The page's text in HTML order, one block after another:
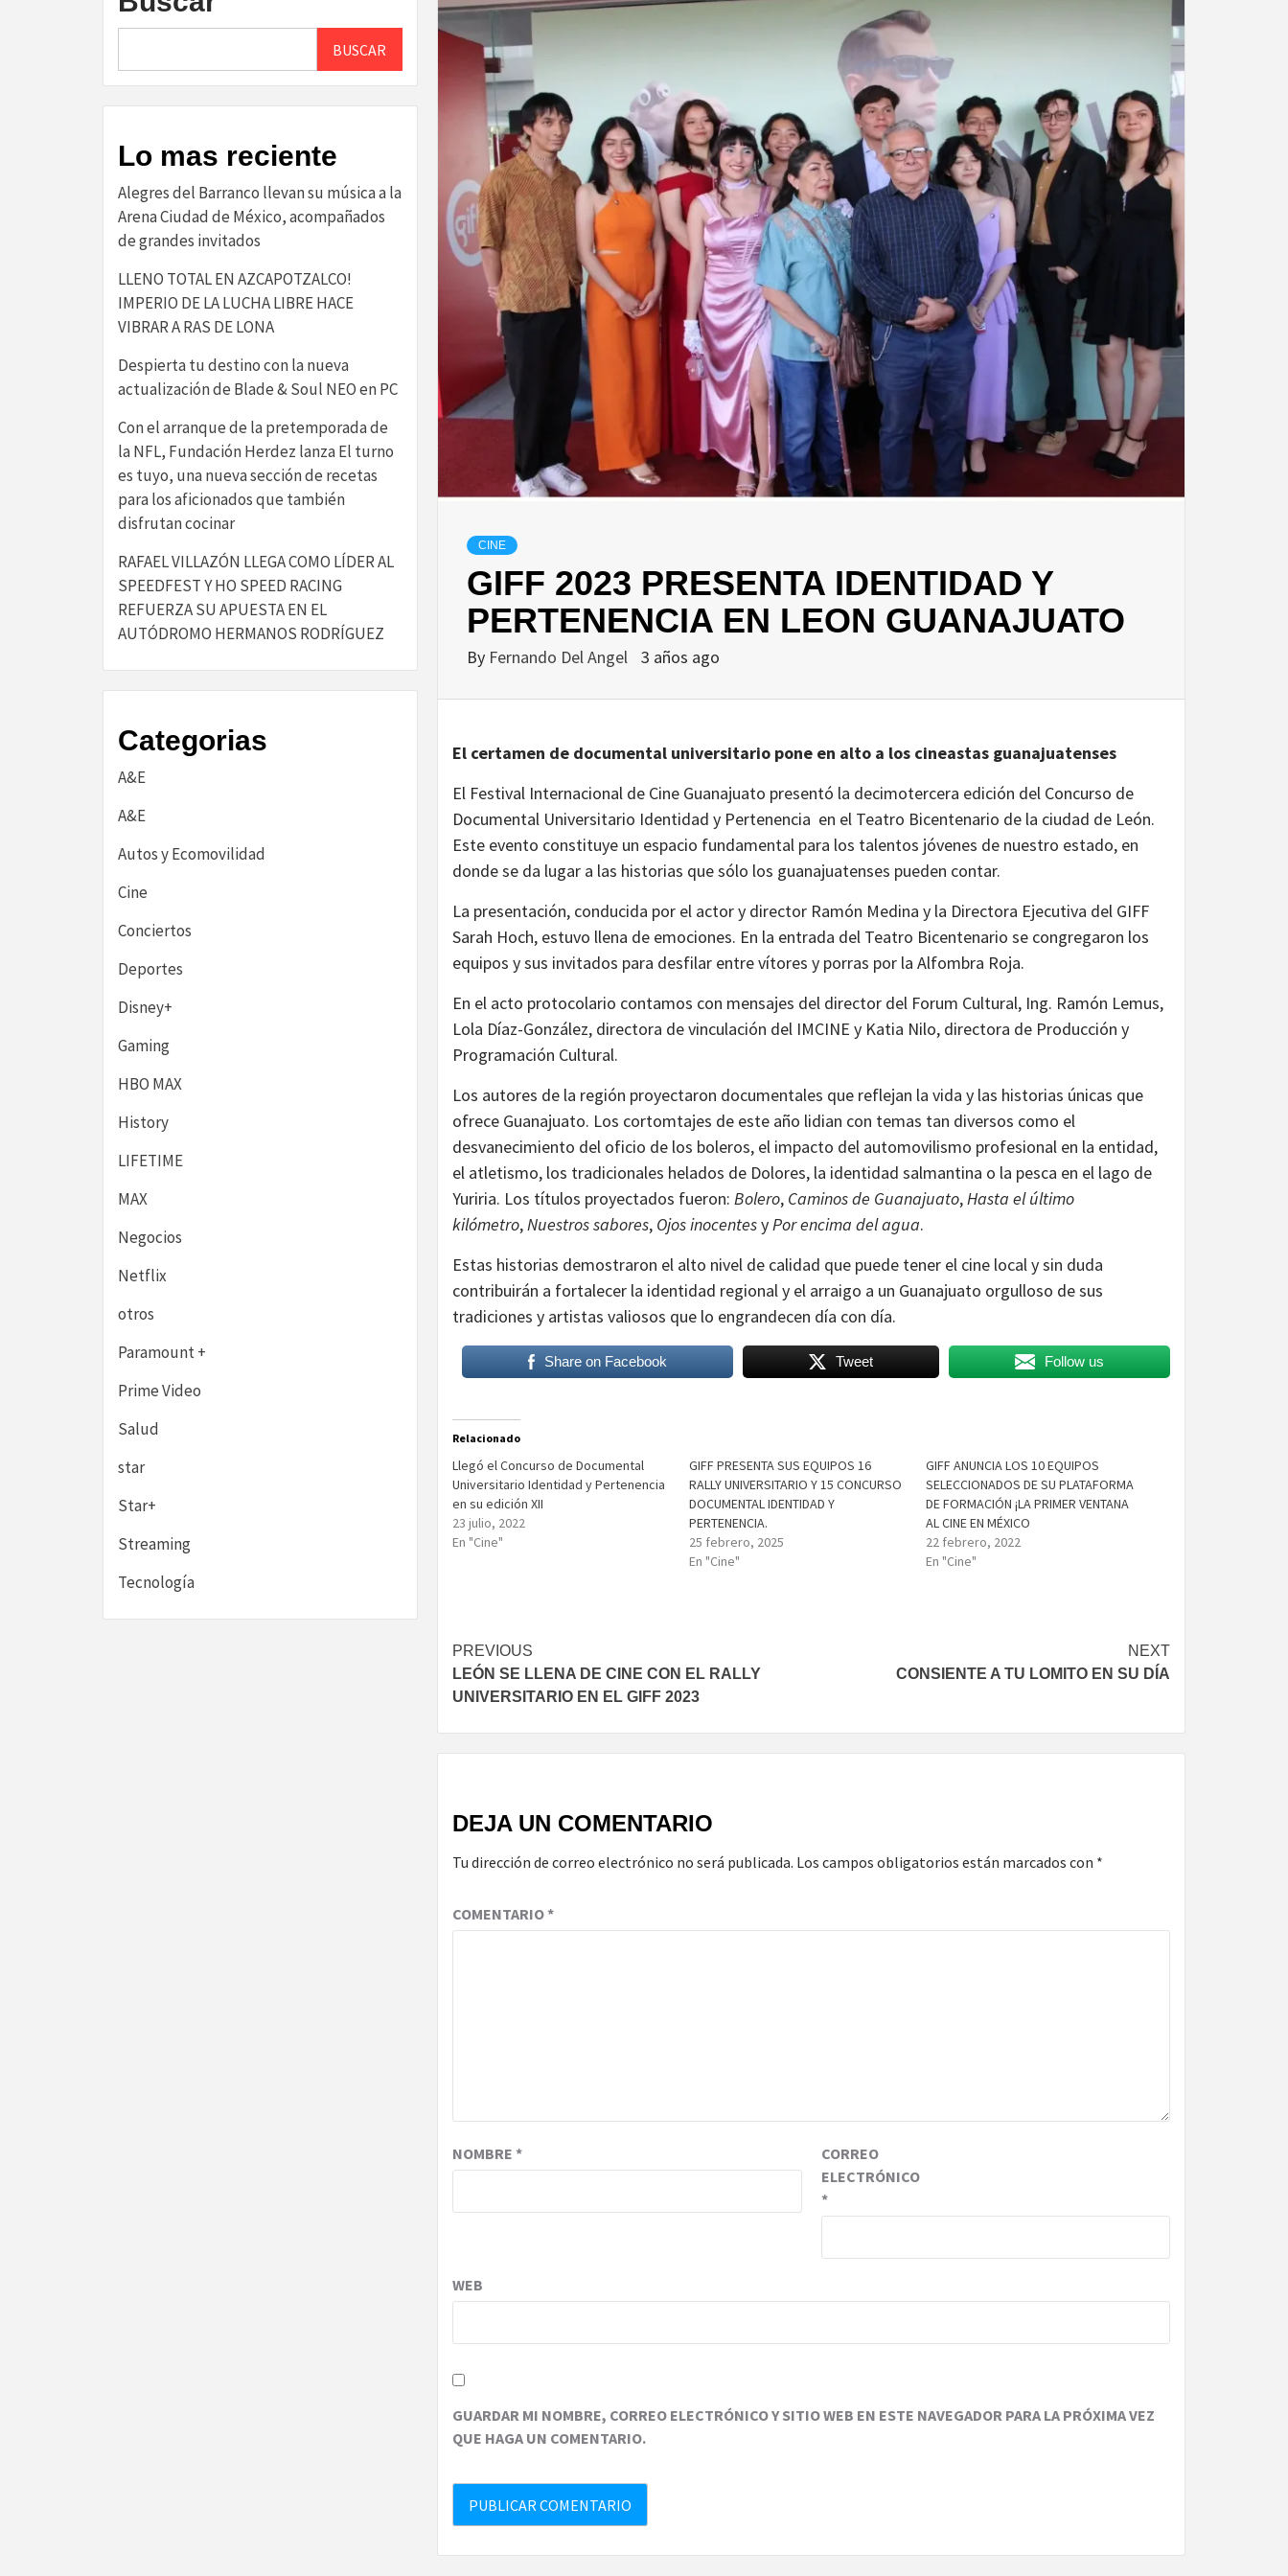
CINE
GIFF 2023 PRESENTA IDENTIDAD Y
PERTENENCIA EN LEON GUANAJUATO
By Fernando Del Angel 3 años ago
El certamen de documental universitario pone en alto a los cineastas guanajuatenses
El Festival Internacional de Cine Guanajuato presentó la decimotercera edición del Concurso de
Documental Universitario Identidad y Pertenencia en el Teatro Bicentenario de la ciudad de León.
Este evento constituye un espacio fundamental para los talentos jóvenes de nuestro estado, en
donde se da lugar a las historias que sólo los guanajuatenses pueden contar.
La presentación, conducida por el actor y director Ramón Medina y la Directora Ejecutiva del GIFF
Sarah Hoch, estuvo llena de emociones. En la entrada del Teatro Bicentenario se congregaron los
equipos y sus invitados para desfilar entre vítores y porras por la Alfombra Roja.
En el acto protocolario contamos con mensajes del director del Forum Cultural, Ing. Ramón Lemus,
Lola Díaz-González, directora de vinculación del IMCINE y Katia Nilo, directora de Producción y
Programación Cultural.
Los autores de la región proyectaron documentales que reflejan la vida y las historias únicas que
ofrece Guanajuato. Los cortomtajes de este año lidian con temas tan diversos como el
desvanecimiento del oficio de los boleros, el impacto del automovilismo profesional en la entidad,
el atletismo, los tradicionales helados de Dolores, la identidad salmantina o la pesca en el lago de
Yuriria. Los títulos proyectados fueron: Bolero, Caminos de Guanajuato,Hasta el último
kilómetro,Nuestros sabores, Ojos inocentesyPor encima del agua.
Estas historias demostraron el alto nivel de calidad que puede tener el cine local y sin duda
contribuirán a fortalecer la identidad regional y el arraigo a un Guanajuato orgulloso de sus
tradiciones y artistas valiosos que lo engrandecen día con día.
Share on Facebook Tweet Follow us
Relacionado
Llegó el Concurso de Documental
Universitario Identidad y Pertenencia
en su edición XII
23 julio, 2022
En "Cine"
GIFF PRESENTA SUS EQUIPOS 16
RALLY UNIVERSITARIO Y 15 CONCURSO
DOCUMENTAL IDENTIDAD Y
PERTENENCIA.
25 febrero, 2025
En "Cine"
GIFF ANUNCIA LOS 10 EQUIPOS
SELECCIONADOS DE SU PLATAFORMA
DE FORMACIÓN ¡LA PRIMER VENTANA
AL CINE EN MÉXICO
22 febrero, 2022
En "Cine"
Post
navigation
PREVIOUS
LEÓN SE LLENA DE CINE CON EL RALLY
UNIVERSITARIO EN EL GIFF 2023
NEXT
CONSIENTE A TU LOMITO EN SU DÍA
DEJA UN COMENTARIO
Tu dirección de correo electrónico no será publicada. Los campos obligatorios están marcados con *
COMENTARIO*
NOMBRE *
CORREO
ELECTRÓNICO
*
WEB
GUARDAR MI NOMBRE, CORREO ELECTRÓNICO Y SITIO WEB EN ESTE NAVEGADOR PARA LA PRÓXIMA VEZ
QUE HAGA UN COMENTARIO.
BUSCAR
Lo mas reciente
Alegres del Barranco llevan su música a la
Arena Ciudad de México, acompañados
de grandes invitados
LLENO TOTAL EN AZCAPOTZALCO!
IMPERIO DE LA LUCHA LIBRE HACE
VIBRAR A RAS DE LONA
Despierta tu destino con la nueva
actualización de Blade & Soul NEO en PC
Con el arranque de la pretemporada de
la NFL, Fundación Herdez lanza El turno
es tuyo, una nueva sección de recetas
para los aficionados que también
disfrutan cocinar
RAFAEL VILLAZÓN LLEGA COMO LÍDER AL
SPEEDFEST Y HO SPEED RACING
REFUERZA SU APUESTA EN EL
AUTÓDROMO HERMANOS RODRÍGUEZ
Categorias
A&E
A&E
Autos y Ecomovilidad
Cine
Conciertos
Deportes
Disney+
Gaming
HBO MAX
History
LIFETIME
MAX
Negocios
Netflix
otros
Paramount +
Prime Video
Salud
star
Star+
Streaming
Tecnología